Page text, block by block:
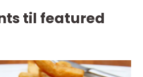
til featured